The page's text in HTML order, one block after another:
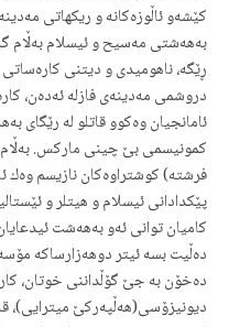
كێشەو ئاڵوزەكانە و ریكهاتی
بەهەشتی مەسیح و ئیسلام بەڵام
ڕێگە، ناهومیدی و دیتنی
دروشمی مەدینەی فازلە ئەدەن،
ئامانجیان وەكوو قاتلو لە رێگای
كمونیسمی بێ چینی ماركس. بەڵام
فرشتە) كوشتراوەكان نازیسم وەك
پێكدادانی ئیسلام و هیتلر و
كامیان توانی ئەو بەهەشت
دەڵیت بسە ئیتر دوهەزارساكە
دەخۆن بە جێ گۆڵداننی خوتان،
دیونیزۆسی(هەڵپەركێ میترایی)،